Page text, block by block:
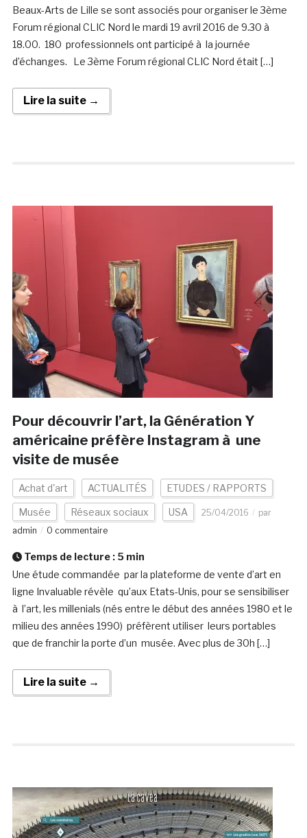
Beaux-Arts de Lille se sont associés pour organiser le 3ème
Forum régional CLIC Nord le mardi 19 avril 2016 de 9.30 à
18.00. 180 professionnels ont participé à la journée
d’échanges. Le 3ème Forum régional CLIC Nord était […]
Lire la suite →
Pour découvrir l’art, la Génération Y
américaine préfère Instagram à une
visite de musée
Achat d'art ACTUALITÉS ETUDES / RAPPORTS
Musée Réseaux sociaux USA 25/04/2016
par
admin
0 commentaire
Temps de lecture : 5 min
Une étude commandée par la plateforme de vente d’art en
ligne Invaluable révèle qu’aux Etats-Unis, pour se sensibiliser
à l’art, les millenials (nés entre le début des années 1980 et le
milieu des années 1990) préfèrent utiliser leurs portables
que de franchir la porte d’un musée. Avec plus de 30h […]
Lire la suite →